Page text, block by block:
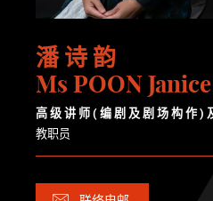
潘 诗 韵
Ms POON Janice
高 级 讲 师 ( 编 剧 及 剧 场 构 作 )
教职员